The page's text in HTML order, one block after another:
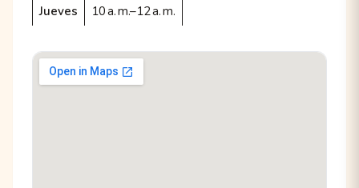
Jueves 10 a. m.–12 a. m.